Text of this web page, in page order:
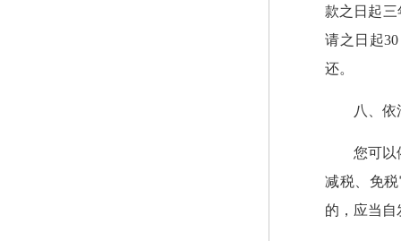
款之日起
请之日起
还。
八、
您可以
减税、免
的，应当